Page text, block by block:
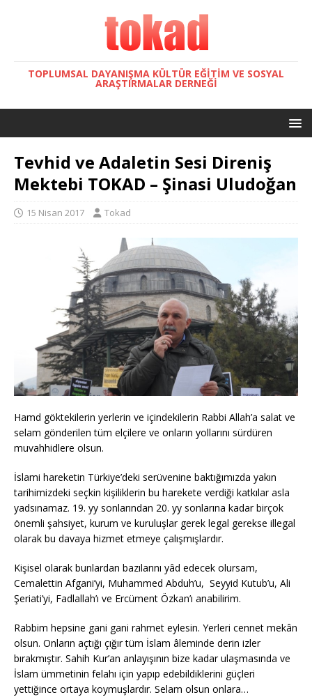
TOPLUMSAL DAYANIŞMA KÜLTÜR EĞITIM VE SOSYAL
ARAŞTIRMALAR DERNEĞI
Tevhid ve Adaletin Sesi Direniş
Mektebi TOKAD – Şinasi Uludoğan
15 Nisan 2017 Tokad
Hamd göktekilerin yerlerin ve içindekilerin Rabbi Allah’a salat ve
selam gönderilen tüm elçilere ve onların yollarını sürdüren
muvahhidlere olsun.
İslami hareketin Türkiye’deki serüvenine baktığımızda yakın
tarihimizdeki seçkin kişiliklerin bu harekete verdiği katkılar asla
yadsınamaz. 19. yy sonlarından 20. yy sonlarına kadar birçok
önemli şahsiyet, kurum ve kuruluşlar gerek legal gerekse illegal
olarak bu davaya hizmet etmeye çalışmışlardır.
Kişisel olarak bunlardan bazılarını yâd edecek olursam,
Cemalettin Afgani’yi, Muhammed Abduh’u, Seyyid Kutub’u, Ali
Şeriati’yi, Fadlallah’ı ve Ercüment Özkan’ı anabilirim.
Rabbim hepsine gani gani rahmet eylesin. Yerleri cennet mekân
olsun. Onların açtığı çığır tüm İslam âleminde derin izler
bırakmıştır. Sahih Kur’an anlayışının bize kadar ulaşmasında ve
İslam ümmetinin felahı için yapıp edebildiklerini güçleri
yettiğince ortaya koymuşlardır. Selam olsun onlara…